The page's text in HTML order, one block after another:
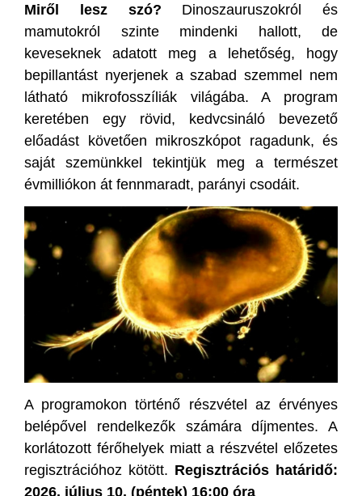
Miről lesz szó? Dinoszauruszokról és
mamutokról szinte mindenki hallott, de
keveseknek adatott meg a lehetőség, hogy
bepillantást nyerjenek a szabad szemmel nem
látható mikrofosszíliák világába. A program
keretében egy rövid, kedvcsináló bevezető
előadást követően mikroszkópot ragadunk, és
saját szemünkkel tekintjük meg a természet
évmilliókon át fennmaradt, parányi csodáit.
A programokon történő részvétel az érvényes
belépővel rendelkezők számára díjmentes. A
korlátozott férőhelyek miatt a részvétel előzetes
regisztrációhoz kötött. Regisztrációs határidő:
2026. július 10. (péntek) 16:00 óra